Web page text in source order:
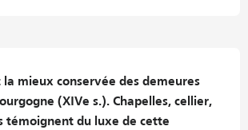
la mieux conservée des demeures
(XIVe s.). Chapelles, cellier,
témoignent du luxe de cette